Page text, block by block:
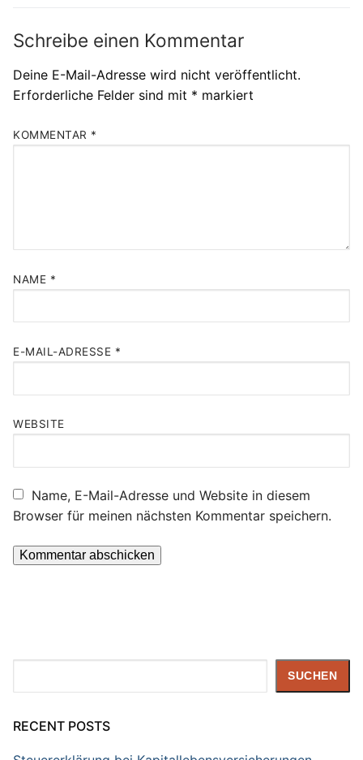
Schreibe einen Kommentar
Deine E-Mail-Adresse wird nicht veröffentlicht.
Erforderliche Felder sind mit * markiert
KOMMENTAR *
NAME *
E-MAIL-ADRESSE *
WEBSITE
Name, E-Mail-Adresse und Website in diesem
Browser für meinen nächsten Kommentar speichern.
SUCHEN
RECENT POSTS